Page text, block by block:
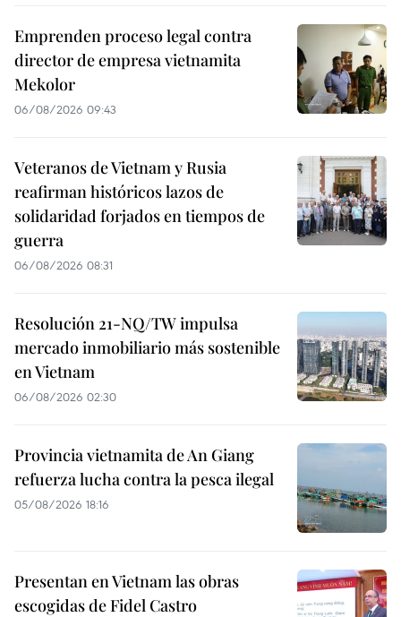
Emprenden proceso legal contra
director de empresa vietnamita
Mekolor
06/08/2026 09:43
Veteranos de Vietnam y Rusia
reafirman históricos lazos de
solidaridad forjados en tiempos de
guerra
06/08/2026 08:31
Resolución 21-NQ/TW impulsa
mercado inmobiliario más sostenible
en Vietnam
06/08/2026 02:30
Provincia vietnamita de An Giang
refuerza lucha contra la pesca ilegal
05/08/2026 18:16
Presentan en Vietnam las obras
escogidas de Fidel Castro